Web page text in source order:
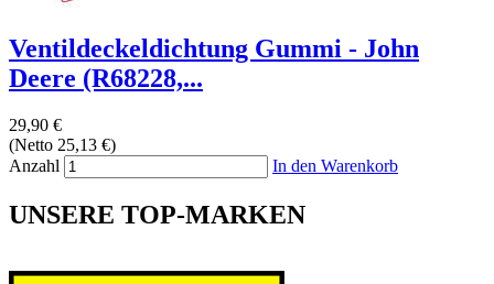
Ventildeckeldichtung Gummi - John
Deere (R68228,...
29,90 €
(Netto 25,13 €)
Anzahl
In den Warenkorb
UNSERE TOP-MARKEN